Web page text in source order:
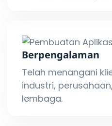
Berpengalaman
Telah menangani
industri,
lembaga.